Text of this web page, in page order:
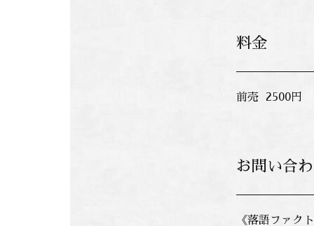
料金
前売 2500円
お問い合
《落語ファク